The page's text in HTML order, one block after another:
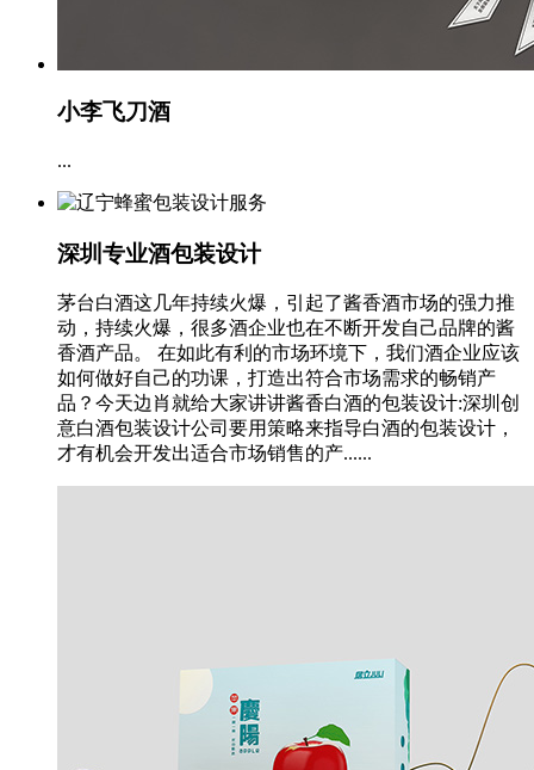
小李飞刀酒
...
深圳专业酒包装设计
茅台白酒这几年持续火爆，引起了酱香酒市场的强力推
动，持续火爆，很多酒企业也在不断开发自己品牌的酱
香酒产品。 在如此有利的市场环境下，我们酒企业应该
如何做好自己的功课，打造出符合市场需求的畅销产
品？今天边肖就给大家讲讲酱香白酒的包装设计:深圳创
意白酒包装设计公司要用策略来指导白酒的包装设计，
才有机会开发出适合市场销售的产......